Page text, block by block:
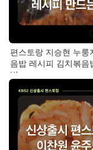
편스토랑 지승현 누룽
음밥 레시피 김치볶음
법